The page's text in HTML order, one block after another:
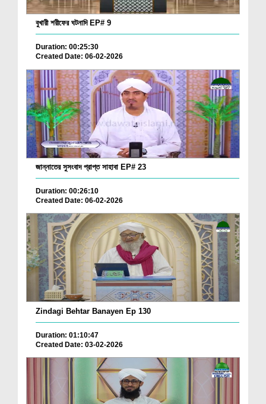
বুখারী শরীফের ঘটনাদি EP# 9
Duration: 00:25:30
Created Date: 06-02-2026
জান্নাতের সুসংবাদ প্রাপ্ত সাহাবা EP# 23
Duration: 00:26:10
Created Date: 06-02-2026
Zindagi Behtar Banayen Ep 130
Duration: 01:10:47
Created Date: 03-02-2026